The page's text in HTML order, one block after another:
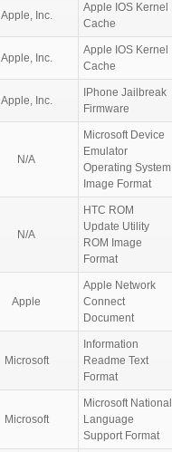
Apple, Inc.
Apple IOS Kernel
Cache
Apple, Inc.
Apple IOS Kernel
Cache
Apple, Inc.
IPhone Jailbreak
Firmware
N/A
Microsoft Device
Emulator
Operating System
Image Format
N/A
HTC ROM
Update Utility
ROM Image
Format
Apple
Apple Network
Connect
Document
Microsoft
Information
Readme Text
Format
Microsoft
Microsoft National
Language
Support Format